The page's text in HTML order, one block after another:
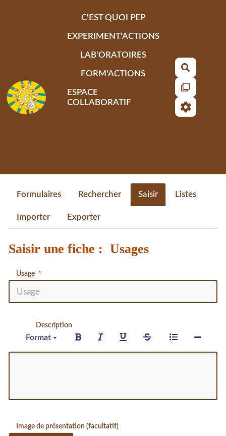
C'EST QUOI PEP
EXPERIMENT'ACTIONS
LAB'ORATOIRES
FORM'ACTIONS
ESPACE
COLLABORATIF
Formulaires Rechercher Saisir Listes
Importer Exporter
Saisir une fiche : Usages
Usage
Description
Format
Image de présentation (facultatif)